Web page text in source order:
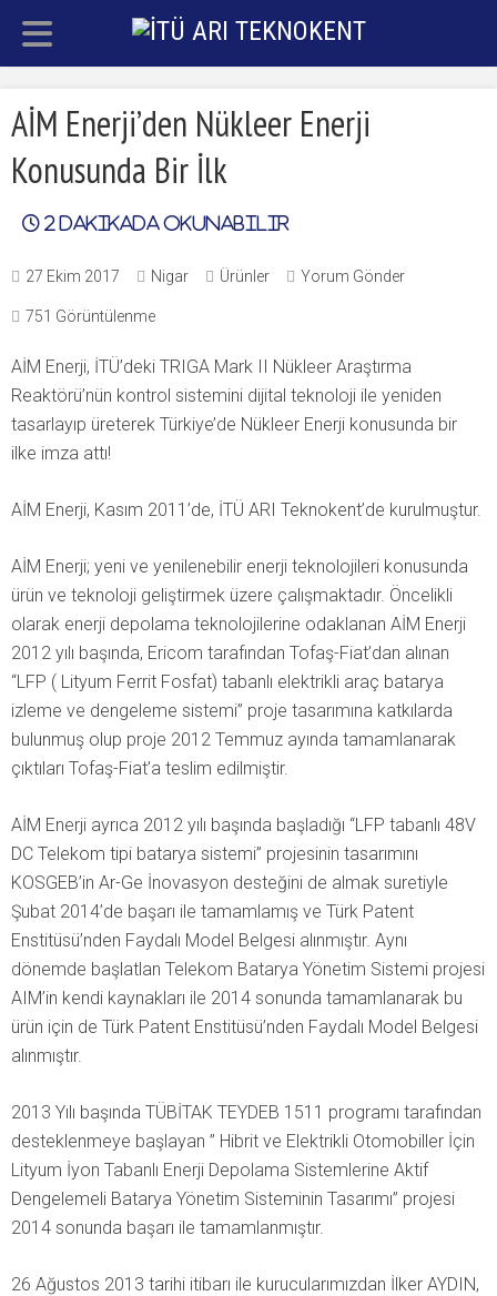
AİM Enerji’den Nükleer Enerji
Konusunda Bir İlk
2 dakikada okunabilir
27 Ekim 2017 Nigar Ürünler Yorum Gönder
751 Görüntülenme
AİM Enerji, İTÜ’deki TRIGA Mark II Nükleer Araştırma
Reaktörü’nün kontrol sistemini dijital teknoloji ile yeniden
tasarlayıp üreterek Türkiye’de Nükleer Enerji konusunda bir
ilke imza attı!
AİM Enerji, Kasım 2011’de, İTÜ ARI Teknokent’de kurulmuştur.
AİM Enerji; yeni ve yenilenebilir enerji teknolojileri konusunda
ürün ve teknoloji geliştirmek üzere çalışmaktadır. Öncelikli
olarak enerji depolama teknolojilerine odaklanan AİM Enerji
2012 yılı başında, Ericom tarafından Tofaş-Fiat’dan alınan
“LFP ( Lityum Ferrit Fosfat) tabanlı elektrikli araç batarya
izleme ve dengeleme sistemi” proje tasarımına katkılarda
bulunmuş olup proje 2012 Temmuz ayında tamamlanarak
çıktıları Tofaş-Fiat’a teslim edilmiştir.
AİM Enerji ayrıca 2012 yılı başında başladığı “LFP tabanlı 48V
DC Telekom tipi batarya sistemi” projesinin tasarımını
KOSGEB’in Ar-Ge İnovasyon desteğini de almak suretiyle
Şubat 2014’de başarı ile tamamlamış ve Türk Patent
Enstitüsü’nden Faydalı Model Belgesi alınmıştır. Aynı
dönemde başlatlan Telekom Batarya Yönetim Sistemi projesi
AIM’in kendi kaynakları ile 2014 sonunda tamamlanarak bu
ürün için de Türk Patent Enstitüsü’nden Faydalı Model Belgesi
alınmıştır.
2013 Yılı başında TÜBİTAK TEYDEB 1511 programı tarafından
desteklenmeye başlayan ” Hibrit ve Elektrikli Otomobiller İçin
Lityum İyon Tabanlı Enerji Depolama Sistemlerine Aktif
Dengelemeli Batarya Yönetim Sisteminin Tasarımı” projesi
2014 sonunda başarı ile tamamlanmıştır.
26 Ağustos 2013 tarihi itibarı ile kurucularımızdan İlker AYDIN,